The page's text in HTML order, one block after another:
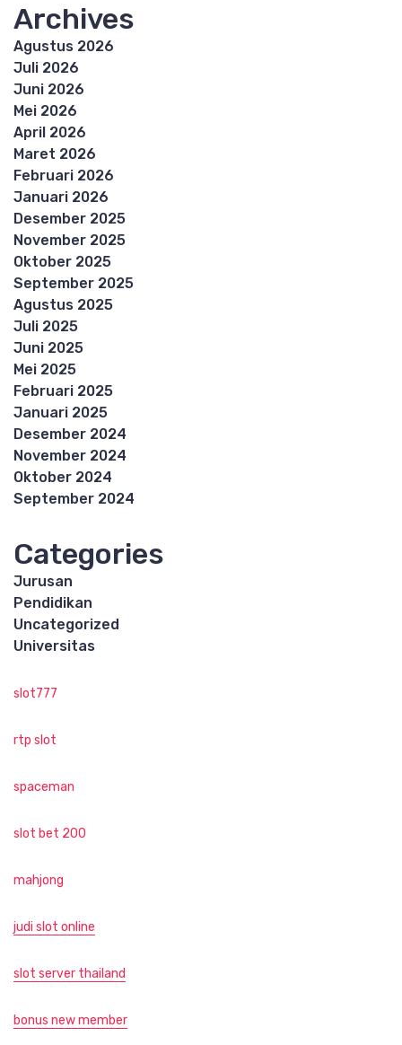
Archives
Agustus 2026
Juli 2026
Juni 2026
Mei 2026
April 2026
Maret 2026
Februari 2026
Januari 2026
Desember 2025
November 2025
Oktober 2025
September 2025
Agustus 2025
Juli 2025
Juni 2025
Mei 2025
Februari 2025
Januari 2025
Desember 2024
November 2024
Oktober 2024
September 2024
Categories
Jurusan
Pendidikan
Uncategorized
Universitas
slot777
rtp slot
spaceman
slot bet 200
mahjong
judi slot online
slot server thailand
bonus new member